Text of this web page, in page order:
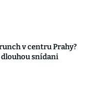
v centru Prahy?
snídani